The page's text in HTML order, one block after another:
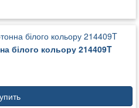
білого кольору 214409T